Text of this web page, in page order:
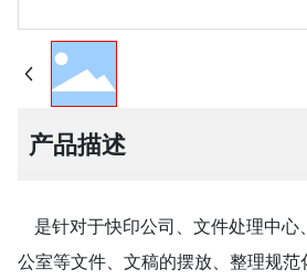
产品描述
是针对于快印公司、文件处理中
公室等文件、文稿的摆放、整理规范